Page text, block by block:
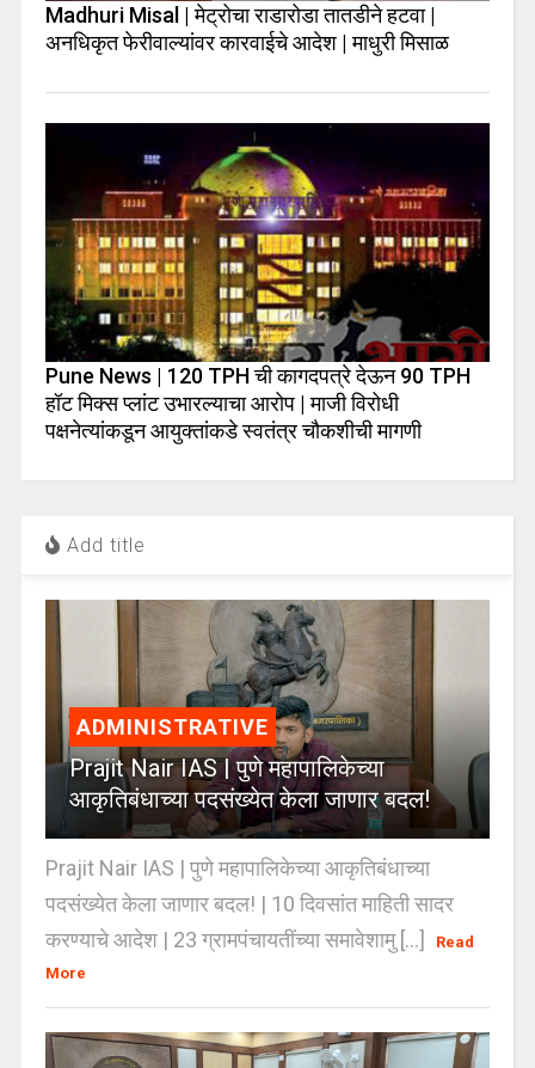
Madhuri Misal | मेट्रोचा राडारोडा तातडीने हटवा |
अनधिकृत फेरीवाल्यांवर कारवाईचे आदेश | माधुरी मिसाळ
Pune News | 120 TPH ची कागदपत्रे देऊन 90 TPH
हॉट मिक्स प्लांट उभारल्याचा आरोप | माजी विरोधी
पक्षनेत्यांकडून आयुक्तांकडे स्वतंत्र चौकशीची मागणी
Add title
ADMINISTRATIVE
Prajit Nair IAS | पुणे महापालिकेच्या
आकृतिबंधाच्या पदसंख्येत केला जाणार बदल!
Prajit Nair IAS | पुणे महापालिकेच्या आकृतिबंधाच्या
पदसंख्येत केला जाणार बदल! | 10 दिवसांत माहिती सादर
करण्याचे आदेश | 23 ग्रामपंचायतींच्या समावेशामु [...]
Read
More